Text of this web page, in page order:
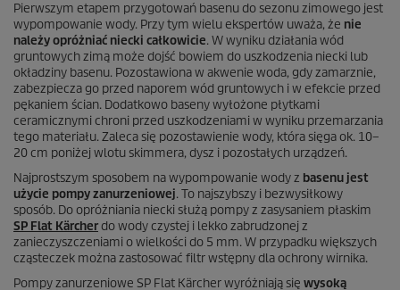
Pierwszym etapem przygotowań basenu do sezonu zimowego jest
wypompowanie wody. Przy tym wielu ekspertów uważa, że nie
należy opróżniać niecki całkowicie. W wyniku działania wód
gruntowych zimą może dojść bowiem do uszkodzenia niecki lub
okładziny basenu. Pozostawiona w akwenie woda, gdy zamarznie,
zabezpiecza go przed naporem wód gruntowych i w efekcie przed
pękaniem ścian. Dodatkowo baseny wyłożone płytkami
ceramicznymi chroni przed uszkodzeniami w wyniku przemarzania
tego materiału. Zaleca się pozostawienie wody, która sięga ok. 10–
20 cm poniżej wlotu skimmera, dysz i pozostałych urządzeń.
Najprostszym sposobem na wypompowanie wody z basenu jest
użycie pompy zanurzeniowej. To najszybszy i bezwysiłkowy
sposób. Do opróżniania niecki służą pompy z zasysaniem płaskim
SP Flat Kärcherdo wody czystej i lekko zabrudzonej z
zanieczyszczeniami o wielkości do 5 mm. W przypadku większych
cząsteczek można zastosować filtr wstępny dla ochrony wirnika.
Pompy zanurzeniowe SP Flat Kärcher wyróżniają się wysoką